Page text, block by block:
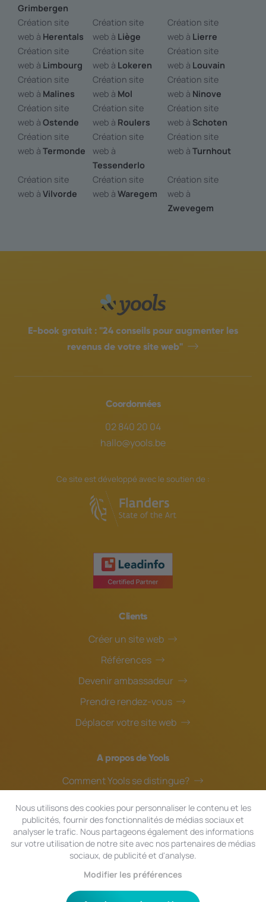
Grimbergen
Création site
web à Herentals
Création site
web à Liège
Création site
web à Lierre
Création site
web à Limbourg
Création site
web à Lokeren
Création site
web à Louvain
Création site
web à Malines
Création site
web à Mol
Création site
web à Ninove
Création site
web à Ostende
Création site
web à Roulers
Création site
web à Schoten
Création site
web à Termonde
Création site
web à
Tessenderlo
Création site
web à Turnhout
Création site
web à Vilvorde
Création site
web à Waregem
Création site
web à
Zwevegem
E-book gratuit : "24 conseils pour augmenter les
revenus de votre site web"
Coordonnées
02 840 20 04
hallo@yools.be
Ce site est développé avec le soutien de :
Clients
Créer un site web
Références
Devenir ambassadeur
Prendre rendez-vous
Déplacer votre site web
A propos de Yools
Comment Yools se distingue?
Blog
Assistance en ligne
© 2024 Yools Tous droits réservés.
Nous utilisons des cookies pour personnaliser le contenu et les
publicités, fournir des fonctionnalités de médias sociaux et
analyser le trafic. Nous partageons également des informations
sur votre utilisation de notre site avec nos partenaires de médias
sociaux, de publicité et d'analyse.
Modifier les préférences